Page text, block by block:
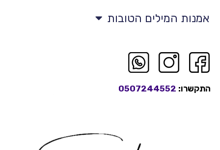
אמנות המילים הטובות
התקשרו: 0507244552